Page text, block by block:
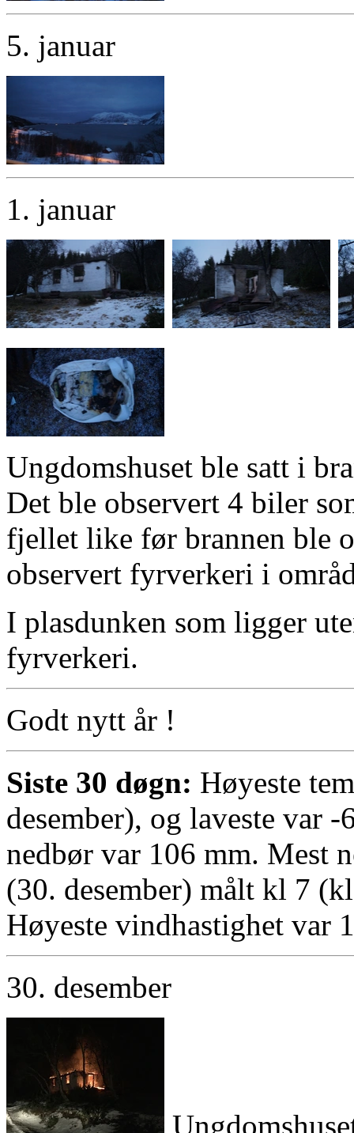
5. januar
1. januar
Ungdomshuset ble satt i
Det ble observert 4 biler
fjellet like før brannen ble
observert fyrverkeri i
I plasdunken som ligger
fyrverkeri.
Godt nytt år !
Siste 30 døgn: Høyeste
desember), og laveste var
nedbør var 106 mm. Mest
(30. desember) målt kl 7
Høyeste vindhastighet var
30. desember